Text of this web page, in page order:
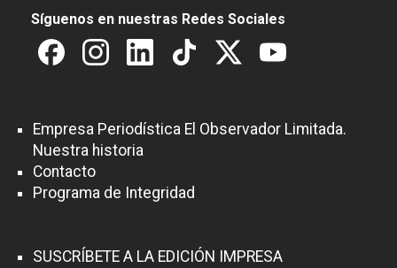
Síguenos en nuestras Redes Sociales
Empresa Periodística El Observador Limitada.
Nuestra historia
Contacto
Programa de Integridad
SUSCRÍBETE A LA EDICIÓN IMPRESA